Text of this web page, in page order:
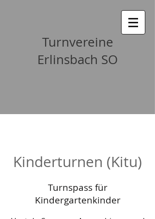
Turnvereine
Erlinsbach SO
Kinderturnen (Kitu)
Turnspass für
Kindergartenkinder